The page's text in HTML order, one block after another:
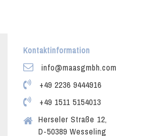
Kontaktinformation
info@maasgmbh.com
+49 2236 9444916
+49 1511 5154013
Herseler Straße 12,
D-50389 Wesseling